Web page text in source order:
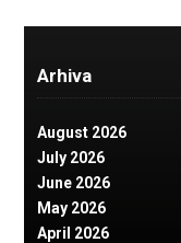
Arhiva
August 2026
July 2026
June 2026
May 2026
April 2026